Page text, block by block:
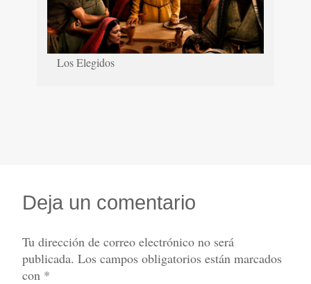
Los Elegidos
Deja un comentario
Tu dirección de correo electrónico no será
publicada. Los campos obligatorios están marcados
con *